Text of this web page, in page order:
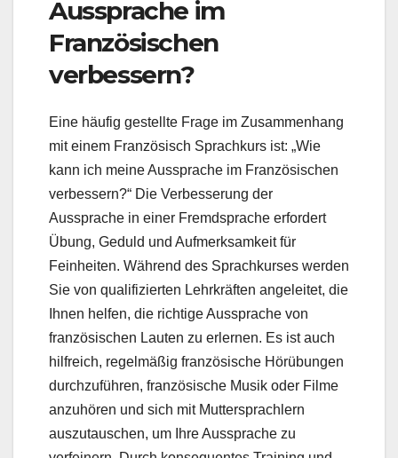
Aussprache im
Französischen
verbessern?
Eine häufig gestellte Frage im Zusammenhang
mit einem Französisch Sprachkurs ist: „Wie
kann ich meine Aussprache im Französischen
verbessern?“ Die Verbesserung der
Aussprache in einer Fremdsprache erfordert
Übung, Geduld und Aufmerksamkeit für
Feinheiten. Während des Sprachkurses werden
Sie von qualifizierten Lehrkräften angeleitet, die
Ihnen helfen, die richtige Aussprache von
französischen Lauten zu erlernen. Es ist auch
hilfreich, regelmäßig französische Hörübungen
durchzuführen, französische Musik oder Filme
anzuhören und sich mit Muttersprachlern
auszutauschen, um Ihre Aussprache zu